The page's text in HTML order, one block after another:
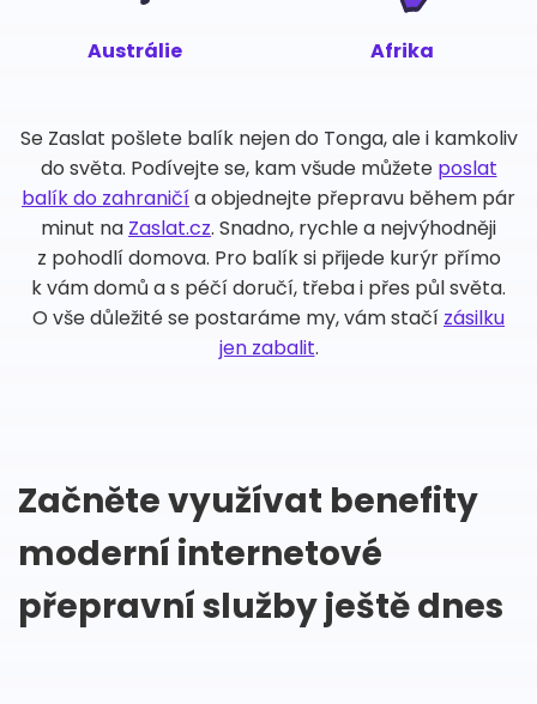
Austrálie Afrika
Se Zaslat pošlete balík nejen do Tonga, ale i kamkoliv
do světa. Podívejte se, kam všude můžete poslat
balík do zahraničía objednejte přepravu během pár
minut na Zaslat.cz. Snadno, rychle a nejvýhodněji
z pohodlí domova. Pro balík si přijede kurýr přímo
k vám domů a s péčí doručí, třeba i přes půl světa.
O vše důležité se postaráme my, vám stačí zásilku
jen zabalit.
Začněte využívat benefity
moderní internetové
přepravní služby ještě dnes